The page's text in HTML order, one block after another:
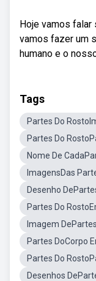
Hoje vamos
vamos fazer um
humano e o
Tags
Partes Do
Partes Do
Nome De
ImagensDas
Desenho
Partes Do
Imagem
Partes DoCorpo
Partes Do
Desenhos